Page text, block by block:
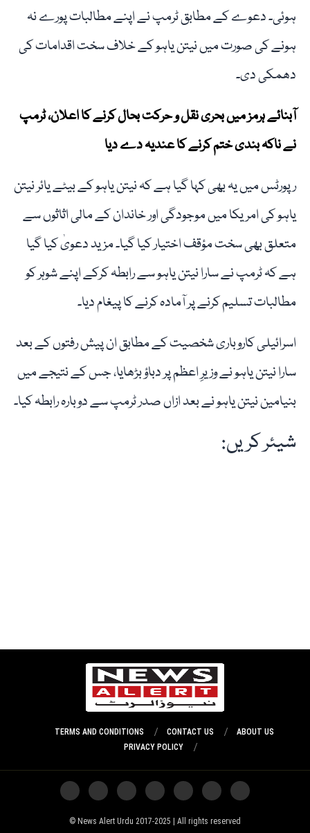
ہوئی۔ دعوے کے مطابق ٹرمپ نے اپنے مطالبات پورے نہ
ہونے کی صورت میں نیتن یاہو کے خلاف سخت اقدامات کی
دھمکی دی۔
آبنائے ہرمز میں بحری نقل و حرکت بحال کرنے کا اعلان، ٹرمپ
نے ناکہ بندی ختم کرنے کا عندیہ دے دیا
رپورٹس میں یہ بھی کہا گیا ہے کہ نیتن یاہو کے بیٹے یائر نیتن
یاہو کی امریکا میں موجودگی اور خاندان کے مالی اثاثوں سے
متعلق بھی سخت مؤقف اختیار کیا گیا۔ مزید دعویٰ کیا گیا
ہے کہ ٹرمپ نے سارا نیتن یاہو سے رابطہ کرکے اپنے شوہر کو
مطالبات تسلیم کرنے پر آمادہ کرنے کا پیغام دیا۔
اسرائیلی کاروباری شخصیت کے مطابق ان پیش رفتوں کے بعد
سارا نیتن یاہو نے وزیرِ اعظم پر دباؤ بڑھایا، جس کے نتیجے میں
بنیامین نیتن یاہو نے بعد ازاں صدر ٹرمپ سے دوبارہ رابطہ کیا۔
شیئر کریں:
ABOUT US
CONTACT US
TERMS AND CONDITIONS
PRIVACY POLICY
News Alert Urdu 2017-2025 | All rights reserved ©